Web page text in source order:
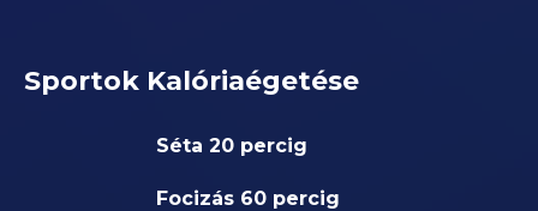
Sportok Kalóriaégetése
Séta 20 percig
Focizás 60 percig